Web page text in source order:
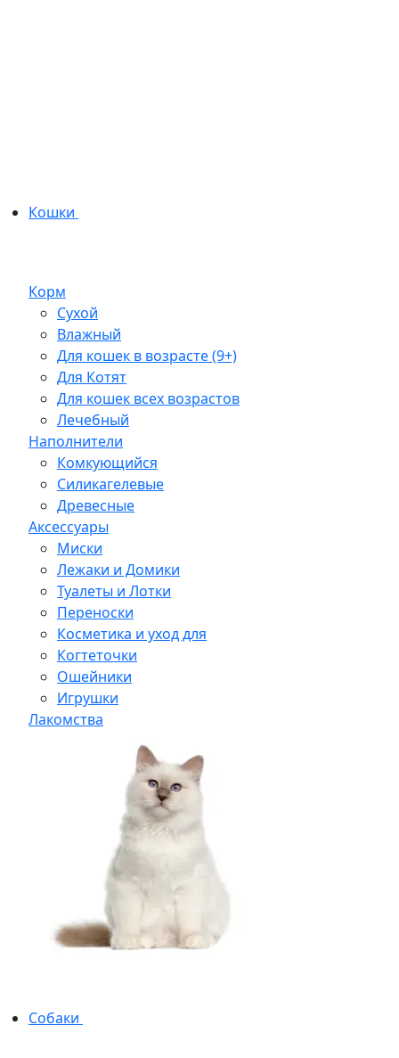
Кошки
Корм
Сухой
Влажный
Для кошек в возрасте (9+)
Для Котят
Для кошек всех возрастов
Лечебный
Наполнители
Комкующийся
Силикагелевые
Древесные
Аксессуары
Миски
Лежаки и Домики
Туалеты и Лотки
Переноски
Косметика и уход для
Когтеточки
Ошейники
Игрушки
Лакомства
Собаки